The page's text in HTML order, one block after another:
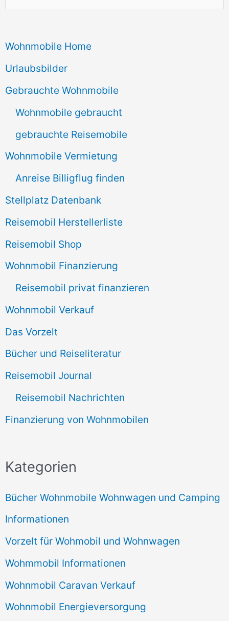
u
h
e
n
Wohnmobile Home
Urlaubsbilder
Gebrauchte Wohnmobile
Wohnmobile gebraucht
gebrauchte Reisemobile
Wohnmobile Vermietung
Anreise Billigflug finden
Stellplatz Datenbank
Reisemobil Herstellerliste
Reisemobil Shop
Wohnmobil Finanzierung
Reisemobil privat finanzieren
Wohnmobil Verkauf
Das Vorzelt
Bücher und Reiseliteratur
Reisemobil Journal
Reisemobil Nachrichten
Finanzierung von Wohnmobilen
Kategorien
Bücher Wohnmobile Wohnwagen und Camping
Informationen
Vorzelt für Wohmobil und Wohnwagen
Wohmmobil Informationen
Wohnmobil Caravan Verkauf
Wohnmobil Energieversorgung